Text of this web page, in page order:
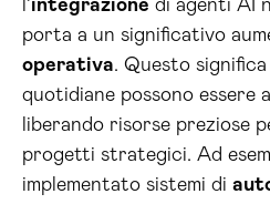
l’integrazione di agenti AI
porta a un significativo
operativa. Questo
quotidiane possono essere
liberando risorse preziose
progetti strategici. Ad
implementato sistemi di